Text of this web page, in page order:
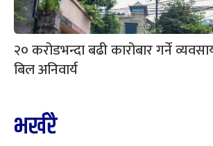
२० करोडभन्दा बढी कारोबार गर्ने
बिल अनिवार्य
भर्खरै